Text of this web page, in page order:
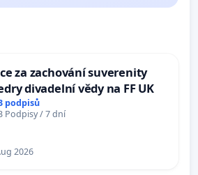
za zachování suverenity
divadelní vědy na FF UK
podpisů
Podpisy / 7 dní
2026